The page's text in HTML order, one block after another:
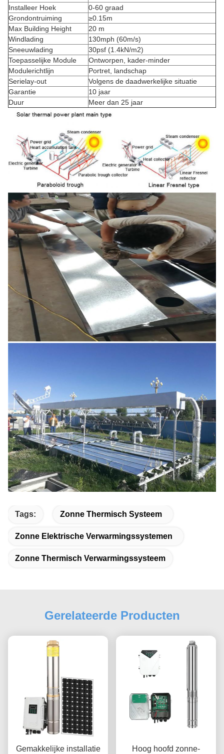
Installeer Hoek
0-60 graad
Grondontruiming
≥0.15m
Max Building Height
20 m
Windlading
130mph (60m/s)
Sneeuwlading
30psf (1.4kN/m2)
Toepasselijke Module
Ontworpen,
kader-minder
Modulerichtlijn
Portret, landschap
Serielay-out
Volgens de daadwerkelijke situatie
Garantie
10 jaar
Duur
Meer dan 25 jaar
Tags: Zonne Thermisch Systeem
Zonne Elektrische Verwarmingssystemen
Zonne Thermisch Verwarmingssysteem
Gerelateerde Producten
Gemakkelijke installatie
Hoog hoofd zonne-